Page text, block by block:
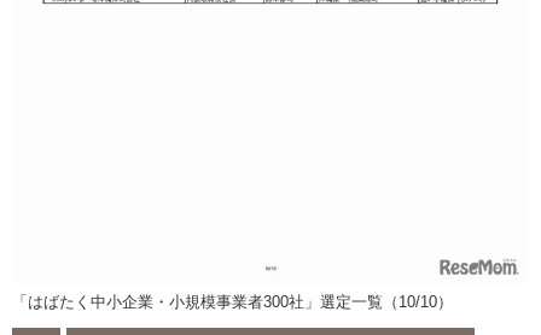
「はばたく中小企業・小規模事業者300社」選定一覧（10/10）